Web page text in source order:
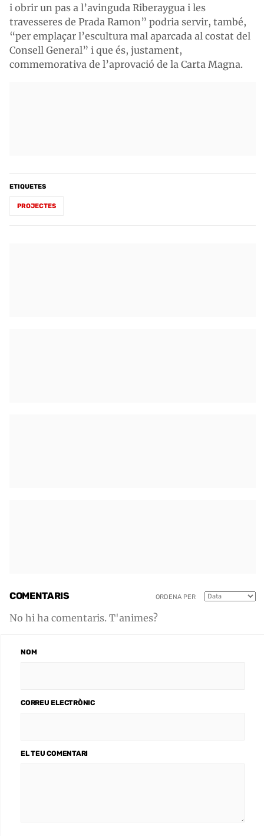
i obrir un pas a l’avinguda Riberaygua i les
travesseres de Prada Ramon” podria servir, també,
“per emplaçar l’escultura mal aparcada al costat del
Consell General” i que és, justament,
commemorativa de l’aprovació de la Carta Magna.
ETIQUETES
PROJECTES
COMENTARIS ORDENA PER
No hi ha comentaris. T'animes?
NOM
CORREU ELECTRÒNIC
EL TEU COMENTARI